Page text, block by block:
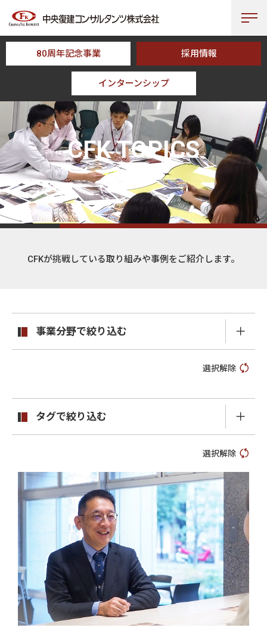
80周年記念事業 採用情報
インターンシップ
CFK TOPICS
トピックス
CFKが挑戦している取り組みや事例をご紹介します。
事業分野で絞り込む
選択解除
タグで絞り込む
選択解除